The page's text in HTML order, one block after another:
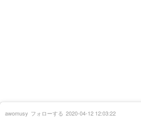
awomusy フォローする 2020-04-12 12:03:22